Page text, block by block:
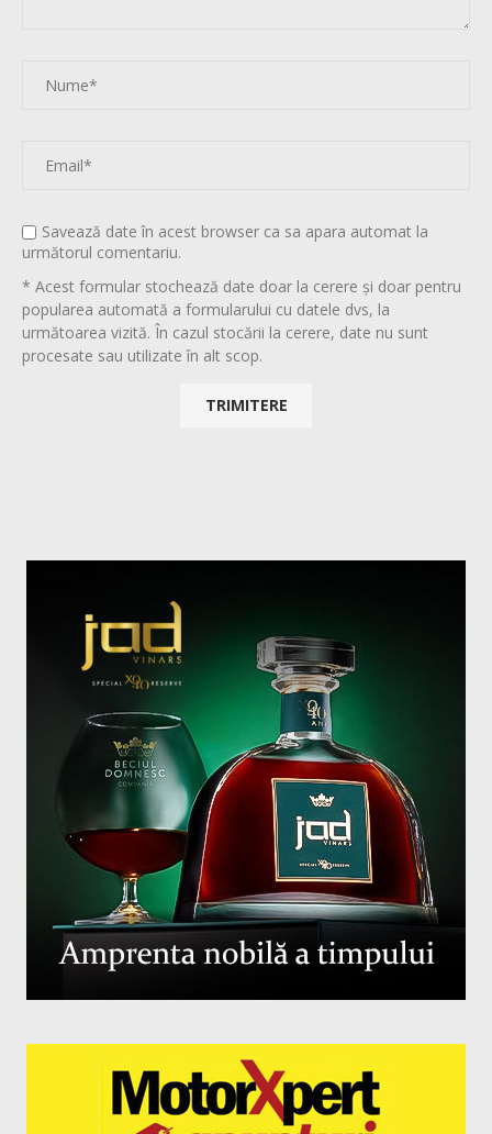
Savează date în acest browser ca sa apara automat la
următorul comentariu.
* Acest formular stochează date doar la cerere și doar pentru
popularea automată a formularului cu datele dvs, la
următoarea vizită. În cazul stocării la cerere, date nu sunt
procesate sau utilizate în alt scop.